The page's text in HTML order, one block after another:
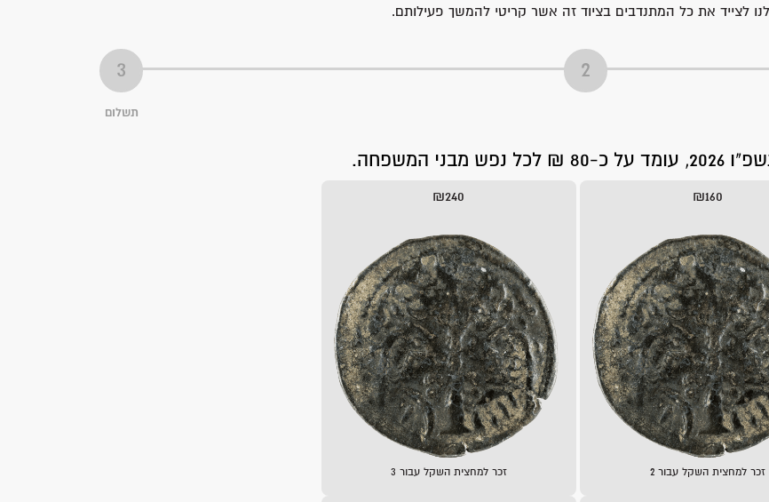
לנו לצייד את כל המתנדבים בציוד זה אשר קריטי להמשך פעילותם.
תשלום
₪160
זכר למחצית השקל עבור 2
₪240
זכר למחצית השקל עבור 3